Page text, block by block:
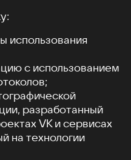
использования
с использованием
разработанный
VK и сервисах
на технологии